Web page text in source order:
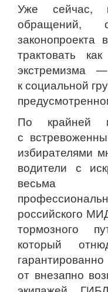
Уже сейчас,
обращений,
трактовать
экстремизма
к социальной
По крайней
с
избирателями
водители с
весьма
российского
тормозного
который
от внезапно